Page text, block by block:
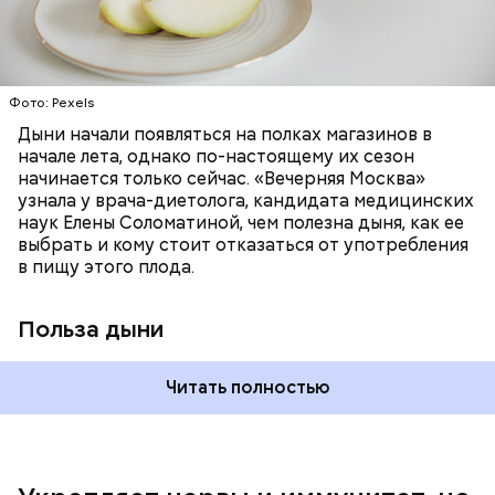
Фото: Pexels
Дыни начали появляться на полках магазинов в
начале лета, однако по-настоящему их сезон
начинается только сейчас. «Вечерняя Москва»
узнала у врача-диетолога, кандидата медицинских
наук Елены Соломатиной, чем полезна дыня, как ее
выбрать и кому стоит отказаться от употребления
в пищу этого плода.
Польза дыни
лютеин и зеаксантин — эти каротиноиды
отлично поддерживают наше зрение;
калий — оказывает мочегонное действие,
поддерживает сердечно-сосудистую
систему и предотвращает скачки давления;
магний — помогает калию и не дает сосудам
спазмироваться.
Читать полностью
По мнению специалиста, здоровому человеку
достаточно включать щавель в рацион несколько
виде или припущенном на сковороде.